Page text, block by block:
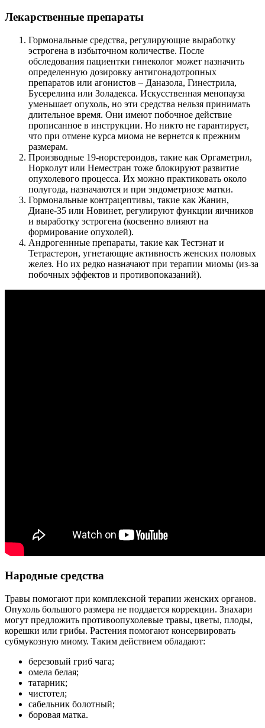
Лекарственные препараты
Гормональные средства, регулирующие выработку
эстрогена в избыточном количестве. После
обследования пациентки гинеколог может назначить
определенную дозировку антигонадотропных
препаратов или агонистов – Даназола, Гинестрила,
Бусерелина или Золадекса. Искусственная менопауза
уменьшает опухоль, но эти средства нельзя принимать
длительное время. Они имеют побочное действие
прописанное в инструкции. Но никто не гарантирует,
что при отмене курса миома не вернется к прежним
размерам.
Производные 19-норстероидов, такие как Оргаметрил,
Норколут или Неместран тоже блокируют развитие
опухолевого процесса. Их можно практиковать около
полугода, назначаются и при эндометриозе матки.
Гормональные контрацептивы, такие как Жанин,
Диане-35 или Новинет, регулируют функции яичников
и выработку эстрогена (косвенно влияют на
формирование опухолей).
Андрогеннные препараты, такие как Тестэнат и
Тетрастерон, угнетающие активность женских половых
желез. Но их редко назначают при терапии миомы (из-за
побочных эффектов и противопоказаний).
Народные средства
Травы помогают при комплексной терапии женских органов.
Опухоль большого размера не поддается коррекции. Знахари
могут предложить противоопухолевые травы, цветы, плоды,
корешки или грибы. Растения помогают консервировать
субмукозную миому. Таким действием обладают:
березовый гриб чага;
омела белая;
татарник;
чистотел;
сабельник болотный;
боровая матка.